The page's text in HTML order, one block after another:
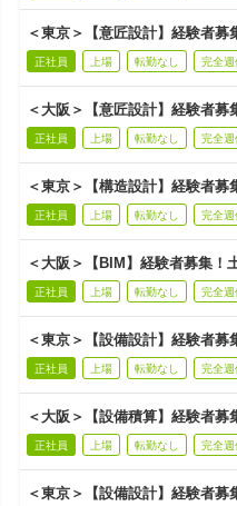
＜東京＞【意匠設計】経験者
正社員 上場 転勤なし 完全週
＜大阪＞【意匠設計】経験者
正社員 上場 転勤なし 完全週
＜東京＞【構造設計】経験者
正社員 上場 転勤なし 完全週
＜大阪＞【BIM】経験者募集！
正社員 上場 転勤なし 完全週
＜東京＞【設備設計】経験者
正社員 上場 転勤なし 完全週
＜大阪＞【設備積算】経験者
正社員 上場 転勤なし 完全週
＜東京＞【設備設計】経験者